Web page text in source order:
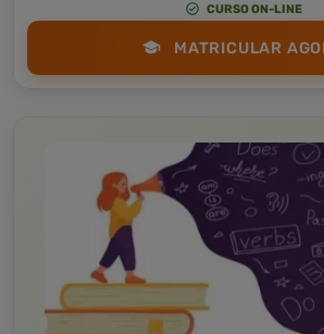
CURSO ON-LINE
MATRICULAR